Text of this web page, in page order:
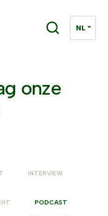
onze
INTERVIEW
PODCAST